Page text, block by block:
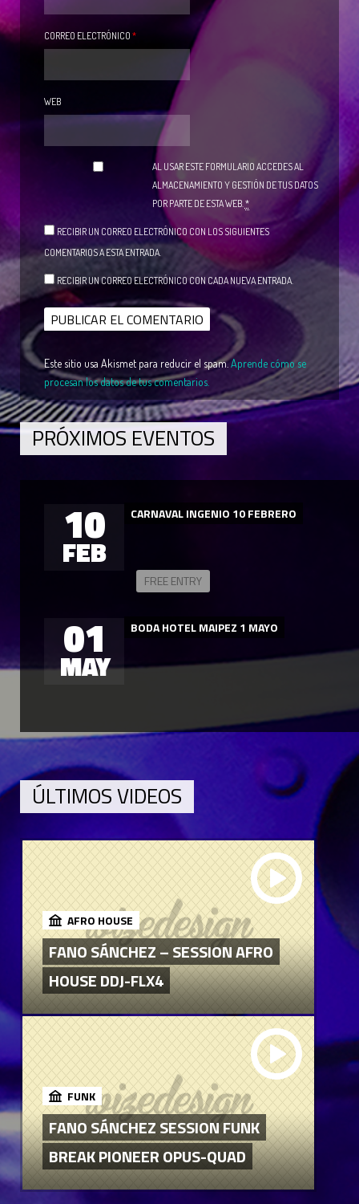
CORREO ELECTRÓNICO *
WEB
AL USAR ESTE FORMULARIO ACCEDES AL
ALMACENAMIENTO Y GESTIÓN DE TUS DATOS
POR PARTE DE ESTA WEB.*
RECIBIR UN CORREO ELECTRÓNICO CON LOS SIGUIENTES
COMENTARIOS A ESTA ENTRADA.
RECIBIR UN CORREO ELECTRÓNICO CON CADA NUEVA ENTRADA.
Este sitio usa Akismet para reducir el spam.Aprende cómo se
procesan los datos de tus comentarios.
PRÓXIMOS EVENTOS
10
FEB
CARNAVAL INGENIO 10 FEBRERO
FREE ENTRY
01
MAY
BODA HOTEL MAIPEZ 1 MAYO
ÚLTIMOS VIDEOS
AFRO HOUSE
FANO SÁNCHEZ – SESSION AFRO
HOUSE DDJ-FLX4
FUNK
FANO SÁNCHEZ SESSION FUNK
BREAK PIONEER OPUS-QUAD